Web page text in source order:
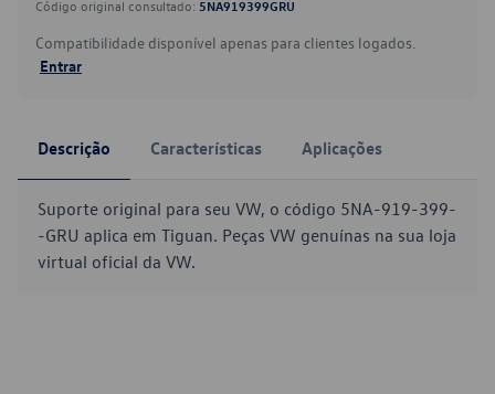
Código original consultado: 5NA919399GRU
Compatibilidade disponível apenas para clientes logados.
Entrar
Descrição Características Aplicações
Suporte original para seu VW, o código 5NA-919-399-
-GRU aplica em Tiguan. Peças VW genuínas na sua loja
virtual oficial da VW.